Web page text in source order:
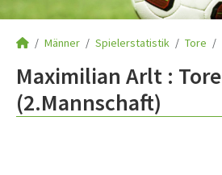
Männer Spielerstatistik Tore
Maximilian Arlt : Tore
(2.Mannschaft)